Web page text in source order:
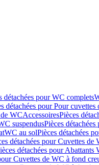
détachées pour WC complets
détachées pour Pour cuvettes
WCAccessoiresPièces
suspendusPièces
WC au solPièces détachées
détachées pour Cuvettes
détachées pour Abattants
Cuvettes de WC à fond